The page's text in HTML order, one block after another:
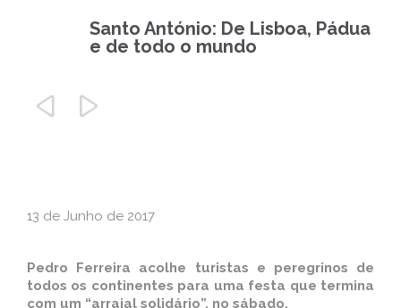
Santo António: De Lisboa, Pádua
e de todo o mundo
 
13 de Junho de 2017
Pedro Ferreira acolhe turistas e peregrinos de
todos os continentes para uma festa que termina
com um “arraial solidário”, no sábado.